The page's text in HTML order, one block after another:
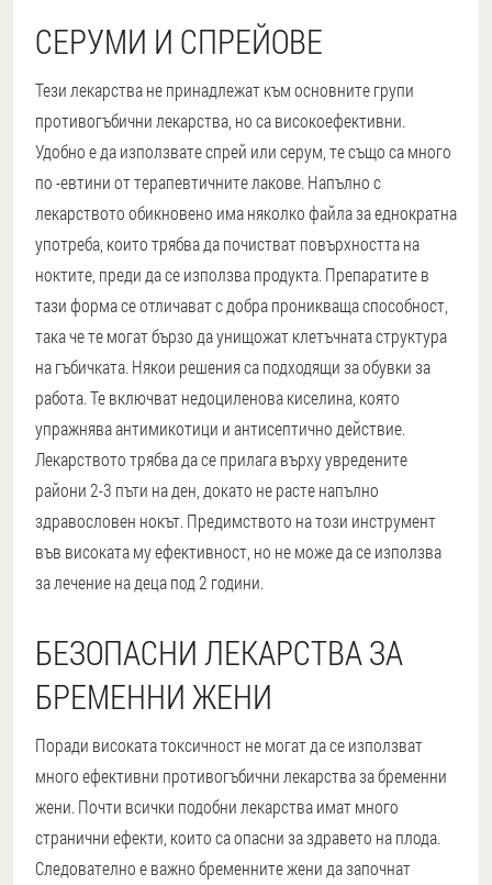
СЕРУМИ И СПРЕЙОВЕ
Тези лекарства не принадлежат към основните групи
противогъбични лекарства, но са високоефективни.
Удобно е да използвате спрей или серум, те също са много
по -евтини от терапевтичните лакове. Напълно с
лекарството обикновено има няколко файла за еднократна
употреба, които трябва да почистват повърхността на
ноктите, преди да се използва продукта. Препаратите в
тази форма се отличават с добра проникваща способност,
така че те могат бързо да унищожат клетъчната структура
на гъбичката. Някои решения са подходящи за обувки за
работа. Те включват недоциленова киселина, която
упражнява антимикотици и антисептично действие.
Лекарството трябва да се прилага върху увредените
райони 2-3 пъти на ден, докато не расте напълно
здравословен нокът. Предимството на този инструмент
във високата му ефективност, но не може да се използва
за лечение на деца под 2 години.
БЕЗОПАСНИ ЛЕКАРСТВА ЗА
БРЕМЕННИ ЖЕНИ
Поради високата токсичност не могат да се използват
много ефективни противогъбични лекарства за бременни
жени. Почти всички подобни лекарства имат много
странични ефекти, които са опасни за здравето на плода.
Следователно е важно бременните жени да започнат